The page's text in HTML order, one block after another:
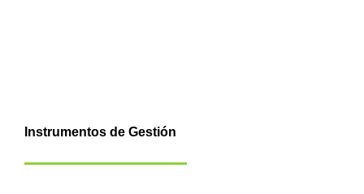
Instrumentos de Gestión